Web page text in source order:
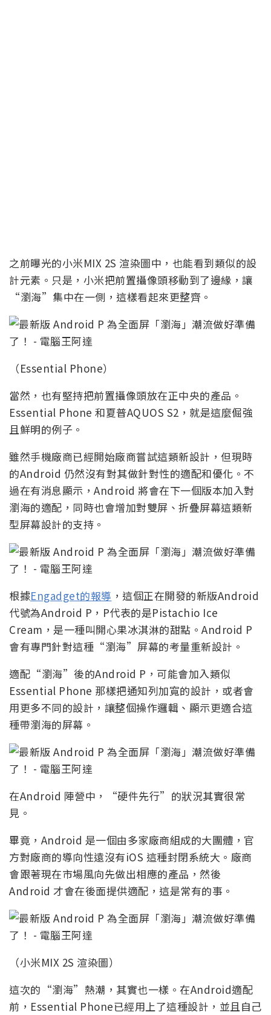
之前曝光的小米MIX 2S 渲染圖中，也能看到類似的設
計元素。只是，小米把前置攝像頭移動到了邊緣，讓
“瀏海”集中在一側，這樣看起來更整齊。
（Essential Phone）
當然，也有堅持把前置攝像頭放在正中央的產品。
Essential Phone 和夏普AQUOS S2，就是這麼倔強
且鮮明的例子。
雖然手機廠商已經開始廠商嘗試這類新設計，但現時
的Android 仍然沒有對其做針對性的適配和優化。不
過在有消息顯示，Android 將會在下一個版本加入對
瀏海的適配，同時也會增加對雙屏、折疊屏幕這類新
型屏幕設計的支持。
根據Engadget的報導 ，這個正在開發的新版Android
代號為Android P，P代表的是Pistachio Ice
Cream，是一種叫開心果冰淇淋的甜點。Android P
會有專門針對這種“瀏海”屏幕的考量重新設計。
適配“瀏海”後的Android P，可能會加入類似
Essential Phone 那樣把通知列加寬的設計，或者會
用更多不同的設計，讓整個操作邏輯、顯示更適合這
種帶瀏海的屏幕。
在Android 陣營中，“硬件先行”的狀況其實很常
見。
畢竟，Android 是一個由多家廠商組成的大團體，官
方對廠商的導向性遠沒有iOS 這種封閉系統大。廠商
會跟著現在市場風向先做出相應的產品，然後
Android 才會在後面提供適配，這是常有的事。
（小米MIX 2S 渲染圖）
這次的“瀏海”熱潮，其實也一樣。在Android適配
前，Essential Phone已經用上了這種設計，並且自己